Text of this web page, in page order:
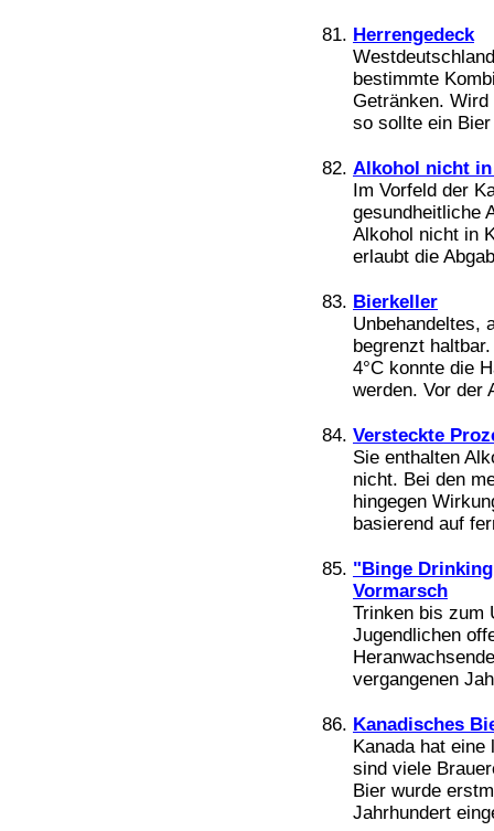
Herrengedeck
bestimmte
Getränken.
so sollte ein
Alkohol nicht
Im Vorfeld der
gesundheitliche
Alkohol nicht in
erlaubt die
Bierkeller
Unbehandeltes,
begrenzt
4°C konnte die
werden. Vor der
Versteckte
Sie enthalten
nicht. Bei den
hingegen
basierend auf
"Binge
Vormarsch
Trinken bis zum
Jugendlichen
vergangenen
Kanadisches
Kanada hat eine
sind viele
Bier wurde
Jahrhundert